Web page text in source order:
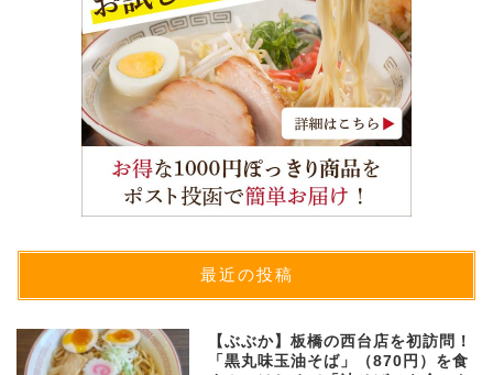
最近の投稿
【ぶぶか】板橋の西台店を初訪問！
「黒丸味玉油そば」（870円）を食